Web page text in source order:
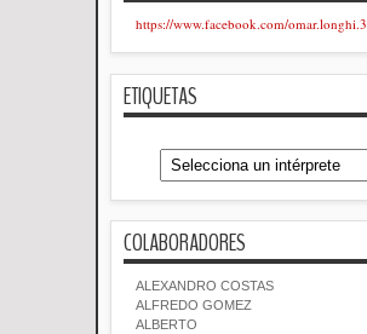
https://www.facebook.com/omar.longhi.3
ETIQUETAS
COLABORADORES
ALEXANDRO COSTAS
ALFREDO GOMEZ
ALBERTO